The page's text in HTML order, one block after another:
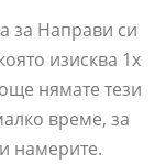
за Направи си
изисква 1x
нямате тези
време, за
намерите.